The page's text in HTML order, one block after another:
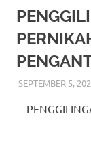
More
hints
rolex
replica.
SEPTEMBER 5,